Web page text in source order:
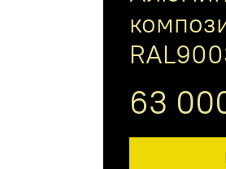
63